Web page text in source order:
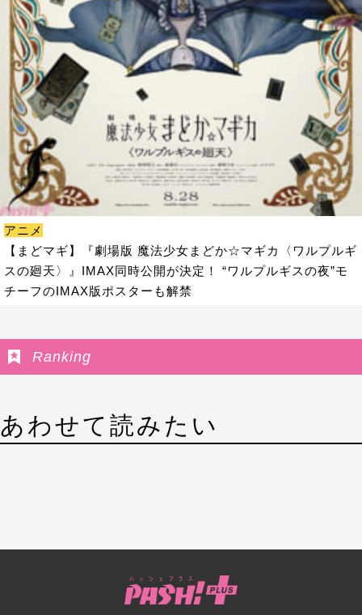
アニメ
【まどマギ】『劇場版 魔法少女まどか☆マギカ〈ワルプルギ
スの廻天〉』IMAX同時公開が決定！ “ワルプルギスの夜”モ
チーフのIMAX版ポスターも解禁
Ranking
あわせて読みたい